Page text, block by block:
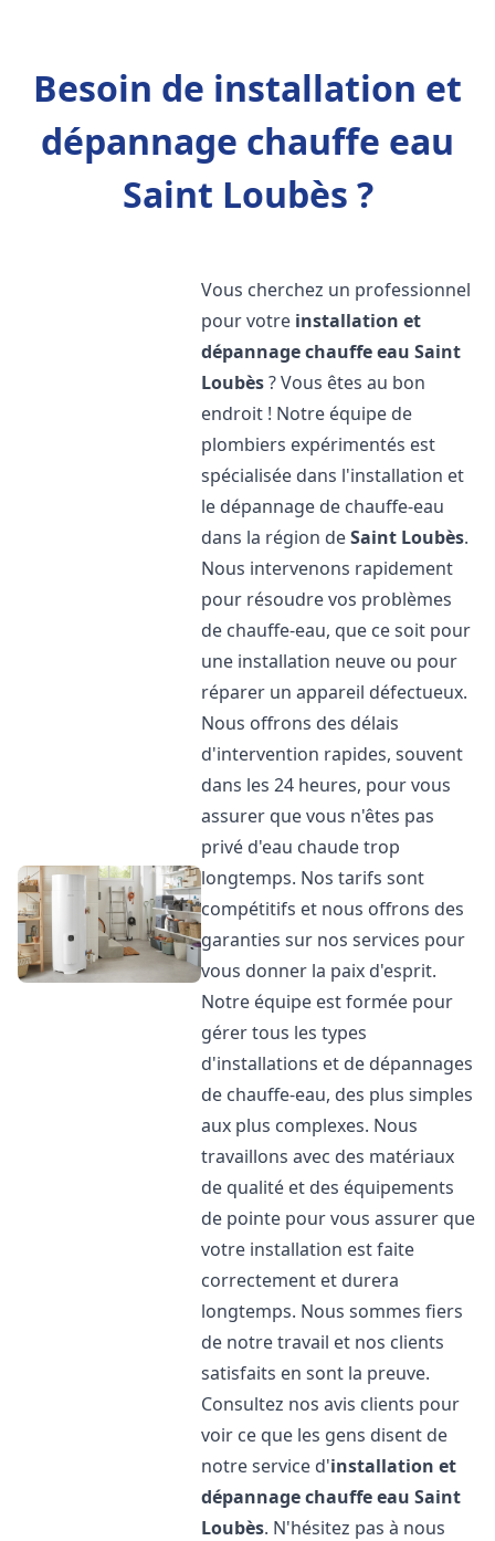
Besoin de installation et
dépannage chauffe eau
Saint Loubès ?
Vous cherchez un professionnel
pour votre installation et
dépannage chauffe eau Saint
Loubès? Vous êtes au bon
endroit ! Notre équipe de
plombiers expérimentés est
spécialisée dans l'installation et
le dépannage de chauffe-eau
dans la région deSaint Loubès.
Nous intervenons rapidement
pour résoudre vos problèmes
de chauffe-eau, que ce soit pour
une installation neuve ou pour
réparer un appareil défectueux.
Nous offrons des délais
d'intervention rapides, souvent
dans les 24 heures, pour vous
assurer que vous n'êtes pas
privé d'eau chaude trop
longtemps. Nos tarifs sont
compétitifs et nous offrons des
garanties sur nos services pour
vous donner la paix d'esprit.
Notre équipe est formée pour
gérer tous les types
d'installations et de dépannages
de chauffe-eau, des plus simples
aux plus complexes. Nous
travaillons avec des matériaux
de qualité et des équipements
de pointe pour vous assurer que
votre installation est faite
correctement et durera
longtemps. Nous sommes fiers
de notre travail et nos clients
satisfaits en sont la preuve.
Consultez nos avis clients pour
voir ce que les gens disent de
notre service d'installation et
dépannage chauffe eau Saint
Loubès. N'hésitez pas à nous